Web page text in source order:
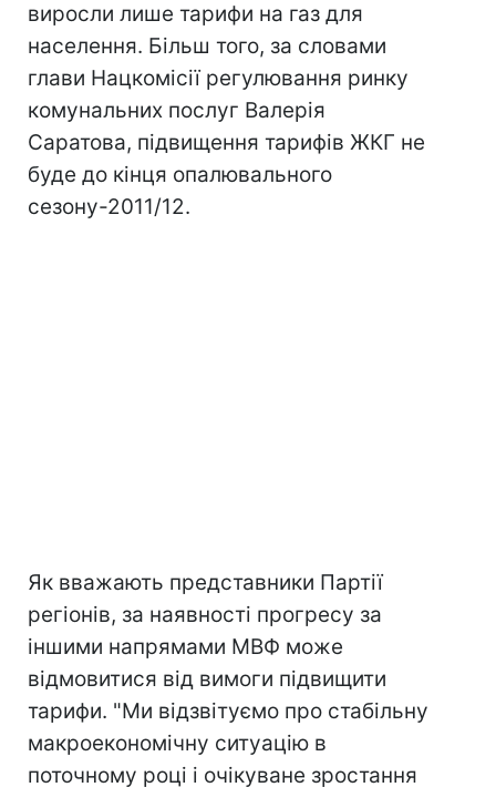
виросли лише тарифи на газ для
населення. Більш того, за словами
глави Нацкомісії регулювання ринку
комунальних послуг Валерія
Саратова, підвищення тарифів ЖКГ не
буде до кінця опалювального
сезону-2011/12.
Як вважають представники Партії
регіонів, за наявності прогресу за
іншими напрямами МВФ може
відмовитися від вимоги підвищити
тарифи. "Ми відзвітуємо про стабільну
макроекономічну ситуацію в
поточному році і очікуване зростання